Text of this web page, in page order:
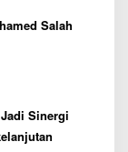
Salah
Sinergi